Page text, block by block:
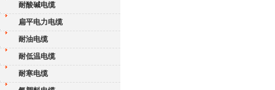
耐酸碱电缆
扁平电力电缆
耐油电缆
耐低温电缆
耐寒电缆